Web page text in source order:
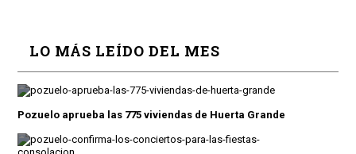
LO MÁS LEÍDO DEL MES
Pozuelo aprueba las 775 viviendas de Huerta Grande